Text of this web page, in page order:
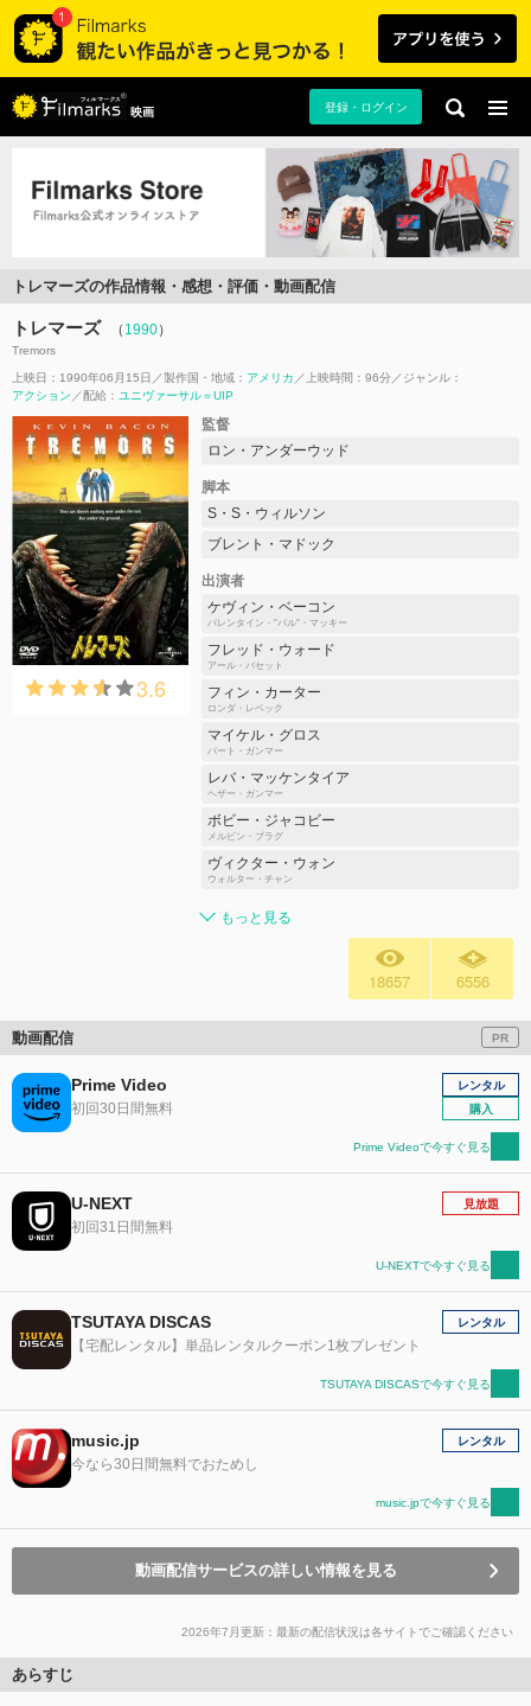
映画 登録・ログイン
トレマーズの作品情報・感想・評価・動画配信
トレマーズ （ 1990）
Tremors
上映日：1990年06月15日 製作国・地域： アメリカ 上映時間：96分
ジャンル：
アクション
配給： ユニヴァーサル＝UIP
3.6
監督
ロン・アンダーウッド
脚本
S・S・ウィルソン
ブレント・マドック
出演者
ケヴィン・ベーコン
バレンタイン・"バル"・マッキー
フレッド・ウォード
アール・バセット
フィン・カーター
ロンダ・レベック
マイケル・グロス
バート・ガンマー
レバ・マッケンタイア
ヘザー・ガンマー
ボビー・ジャコビー
メルビン・プラグ
ヴィクター・ウォン
ウォルター・チャン
もっと見る
18657 6556
動画配信 PR
Prime Video
初回30日間無料
レンタル
購入
Prime Videoで今すぐ見る
U-NEXT
初回31日間無料
見放題
U-NEXTで今すぐ見る
TSUTAYA DISCAS
【宅配レンタル】単品レンタルクーポン1枚プレゼント
レンタル
TSUTAYA DISCASで今すぐ見る
music.jp
今なら30日間無料でおためし
レンタル
music.jpで今すぐ見る
動画配信サービスの詳しい情報を見る
2026年7月更新：最新の配信状況は各サイトでご確認ください
あらすじ